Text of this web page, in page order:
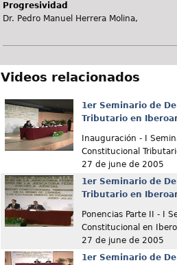
Progresividad
Dr. Pedro Manuel Herrera Molina,
Videos relacionados
1er Seminario de
Tributario en
Inauguración - I
Constitucional
27 de june de 2005
1er Seminario de
Tributario en
Ponencias Parte II - I
Constitucional en
27 de june de 2005
1er Seminario de